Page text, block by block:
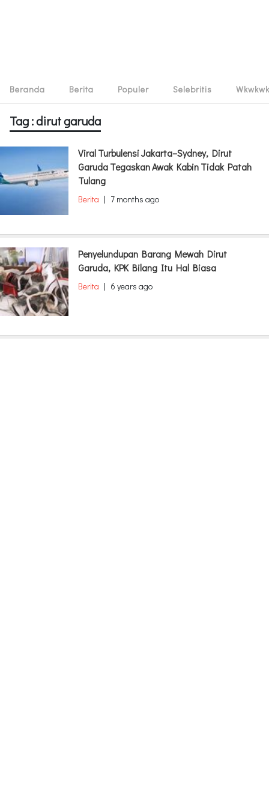
Beranda Berita Populer Selebritis Wkwkwk
Tag : dirut garuda
Viral Turbulensi Jakarta–Sydney, Dirut
Garuda Tegaskan Awak Kabin Tidak Patah
Tulang
Berita | 7 months ago
Penyelundupan Barang Mewah Dirut
Garuda, KPK Bilang Itu Hal Biasa
Berita | 6 years ago